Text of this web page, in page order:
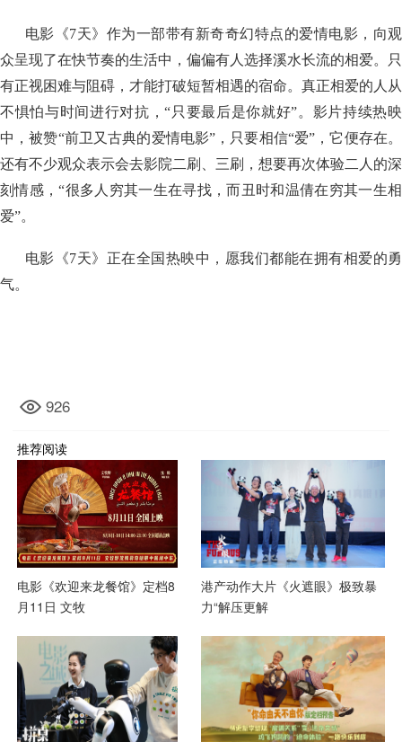
电影《7天》作为一部带有新奇奇幻特点的爱情电影，向观
众呈现了在快节奏的生活中，偏偏有人选择溪水长流的相爱。只
有正视困难与阻碍，才能打破短暂相遇的宿命。真正相爱的人从
不惧怕与时间进行对抗，“只要最后是你就好”。影片持续热映
中，被赞“前卫又古典的爱情电影”，只要相信“爱”，它便存在。
还有不少观众表示会去影院二刷、三刷，想要再次体验二人的深
刻情感，“很多人穷其一生在寻找，而丑时和温倩在穷其一生相
爱”。
电影《7天》正在全国热映中，愿我们都能在拥有相爱的勇
气。
926
推荐阅读
电影《欢迎来龙餐馆》定档8
月11日 文牧
港产动作大片《火遮眼》极致暴
力“解压更解